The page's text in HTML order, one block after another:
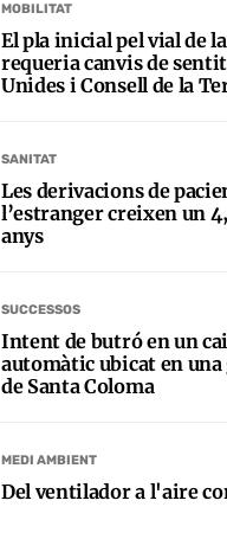
MOBILITAT
El pla inicial pel vial de
requeria canvis de
Unides i Consell de la
SANITAT
Les derivacions de
l’estranger creixen un
anys
SUCCESSOS
Intent de butró en un
automàtic ubicat en una
de Santa Coloma
MEDI AMBIENT
Del ventilador a l'aire